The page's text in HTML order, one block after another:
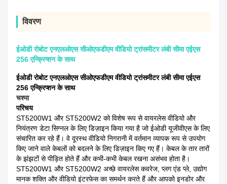
विवरण
ईओडी रोबोट एनएलओएस सीओएफडीएम वीडियो ट्रांसमीटर लंबी सीमा एईएस
256 एन्क्रिप्शन के साथ
ईओडी रोबोट एनएलओएस सीओएफडीएम वीडियो ट्रांसमीटर लंबी सीमा एईएस
256 एन्क्रिप्शन के साथ
चश्मा
परिचय
ST5200W1 और ST5200W2 को विशेष रूप से वायरलेस वीडियो और
नियंत्रण डेटा सिग्नल के लिए डिज़ाइन किया गया है जो ईओडी यूजीवीएस के लिए
संचारित कर रहे हैं। वे दूरस्थ वीडियो निगरानी में वर्तमान व्यापक रूप से उपयोग
किए जाने वाले केबलों को बदलने के लिए डिज़ाइन किए गए हैं। केबल के तार तारों
के झंझटों से पीड़ित होते हैं और कभी-कभी केबल रखना असंभव होता है।
ST5200W1 और ST5200W2 अच्छे वायरलेस कवरेज, प्लग एंड प्ले, उद्योग
मानक शक्ति और वीडियो इंटरफेस का समर्थन करते हैं और आपको इनडोर और